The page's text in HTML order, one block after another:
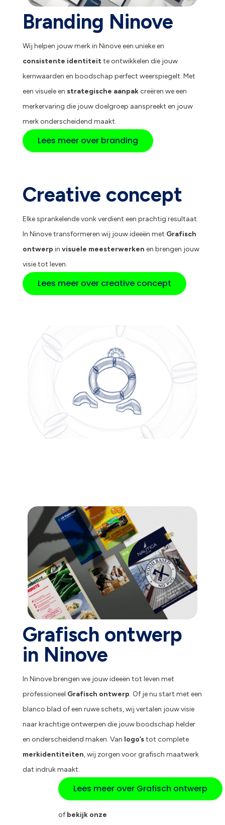
Branding Ninove
Wij helpen jouw merk in Ninove een unieke en
consistente identiteitte ontwikkelen die jouw
kernwaarden en boodschap perfect weerspiegelt. Met
een visuele en strategische aanpakcreëren we een
merkervaring die jouw doelgroep aanspreekt en jouw
merk onderscheidend maakt.
Lees meer over branding
Creative concept
Elke sprankelende vonk verdient een prachtig resultaat.
In Ninove transformeren wij jouw ideeën met Grafisch
ontwerp in visuele meesterwerken en brengen jouw
visie tot leven.
Lees meer over creative concept
Grafisch ontwerp
in Ninove
In Ninove brengen we jouw ideeën tot leven met
professioneel Grafisch ontwerp. Of je nu start met een
blanco blad of een ruwe schets, wij vertalen jouw visie
naar krachtige ontwerpen die jouw boodschap helder
en onderscheidend maken. Van logo’stot complete
merkidentiteiten, wij zorgen voor grafisch maatwerk
dat indruk maakt.
Lees meer over Grafisch ontwerp
ofbekijk onze